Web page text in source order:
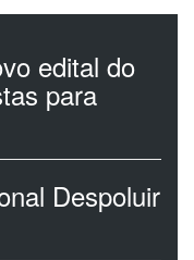
edital do
para
Despoluir